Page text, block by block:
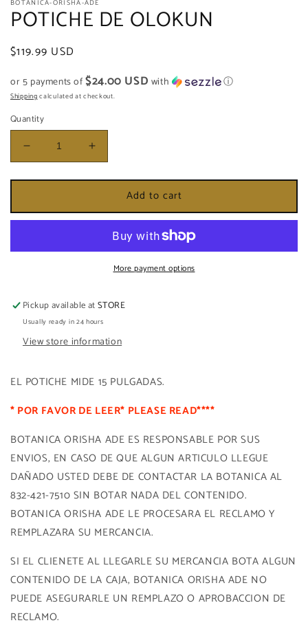
1
in
modal
BOTANICA-ORISHA-ADE
POTICHE DE OLOKUN
Regular
$119.99 USD
or 5 payments of$24.00 USD with ⓘ
Shippingcalculated at checkout.
Quantity
Decrease
quantity
for
DE
OLOKUN
Increase
quantity
for
POTICHE
DE
OLOKUN
Add to cart
More payment options
Pickup available atSTORE
Usually ready in 24 hours
View store information
EL POTICHE MIDE 15 PULGADAS.
* POR FAVOR DE LEER* PLEASE READ****
BOTANICA ORISHA ADE ES RESPONSABLE POR SUS
ENVIOS, EN CASO DE QUE ALGUN ARTICULO LLEGUE
DAÑADO USTED DEBE DE CONTACTAR LA BOTANICA AL
832-421-7510 SIN BOTAR NADA DEL CONTENIDO.
BOTANICA ORISHA ADE LE PROCESARA EL RECLAMO Y
REMPLAZARA SU MERCANCIA.
SI EL CLIENETE AL LLEGARLE SU MERCANCIA BOTA ALGUN
CONTENIDO DE LA CAJA, BOTANICA ORISHA ADE NO
PUEDE ASEGURARLE UN REMPLAZO O APROBACCION DE
RECLAMO.